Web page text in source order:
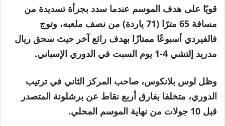
قويًا على هدف الموسم عندما سدد بجرأة تسديدة من
مسافة 65 مترًا (71 ياردة) من نصف ملعبه، وتوج
فالفيردي أسبوعًا ممتازًا بهدف رائع آخر حيث سحق ريال
مدريد إلتشي 4-1 يوم السبت في الدوري الإسباني.
وظل لوس بلانكوس، صاحب المركز الثاني في ترتيب
الدوري، متخلفا بفارق أربع نقاط عن برشلونة المتصدر
قبل 10 جولات من نهاية الموسم المحلي.